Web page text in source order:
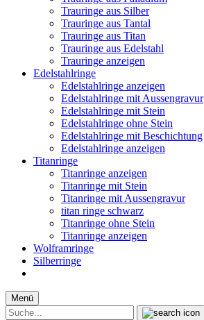
Trauringe aus Silber
Trauringe aus Tantal
Trauringe aus Titan
Trauringe aus Edelstahl
Trauringe anzeigen
Edelstahlringe
Edelstahlringe anzeigen
Edelstahlringe mit Aussengravur
Edelstahlringe mit Stein
Edelstahlringe ohne Stein
Edelstahlringe mit Beschichtung
Edelstahlringe anzeigen
Titanringe
Titanringe anzeigen
Titanringe mit Stein
Titanringe mit Aussengravur
titan ringe schwarz
Titanringe ohne Stein
Titanringe anzeigen
Wolframringe
Silberringe
Menü